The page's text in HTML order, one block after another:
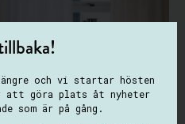
och vi startar hösten
att göra plats åt nyheter
som är på gång.